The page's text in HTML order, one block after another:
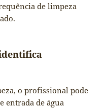
de limpeza
o profissional pode
entrada de água